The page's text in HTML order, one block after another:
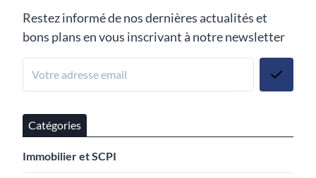
Restez informé de nos dernières actualités et
bons plans en vous inscrivant à notre newsletter
Catégories
Immobilier et SCPI